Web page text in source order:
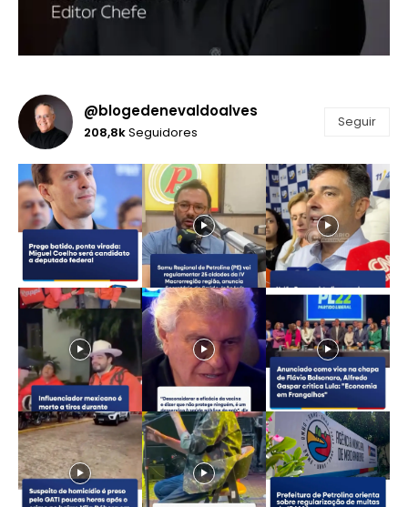
@blogedenevaldoalves
208,8kSeguidores
Seguir